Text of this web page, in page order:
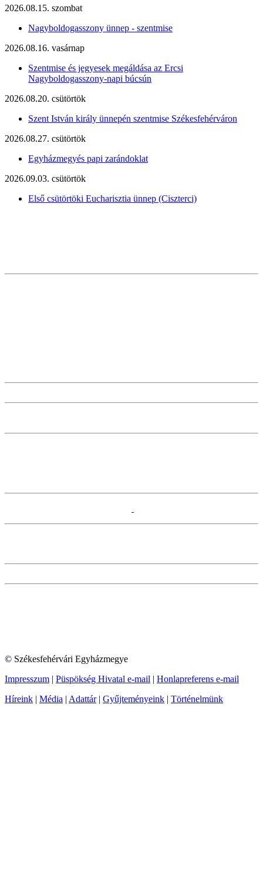
2026.08.15. szombat
Nagyboldogasszony ünnep - szentmise
2026.08.16. vasárnap
Szentmise és jegyesek megáldása az Ercsi
Nagyboldogasszony-napi búcsún
2026.08.20. csütörtök
Szent István király ünnepén szentmise Székesfehérváron
2026.08.27. csütörtök
Egyházmegyés papi zarándoklat
2026.09.03. csütörtök
Első csütörtöki Eucharisztia ünnep (Ciszterci)
© Székesfehérvári Egyházmegye
Impresszum | Püspökség Hivatal e-mail | Honlapreferens e-mail
Híreink | Média | Adattár| Gyűjteményeink | Történelmünk